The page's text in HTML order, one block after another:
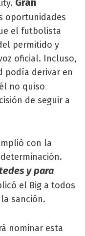
Gran
oportunidades
el futbolista
permitido y
oficial. Incluso,
podía derivar en
no quiso
de seguir a
con la
y para
el Big a todos
sanción.
nominar esta